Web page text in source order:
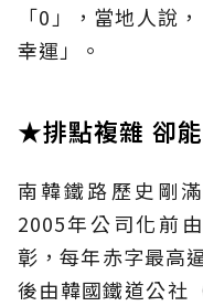
「0」，當地人說
幸運」。
★排點複雜 卻
南韓鐵路歷史剛
2005年公司化前
彰，每年赤字最高
後由韓國鐵道公社